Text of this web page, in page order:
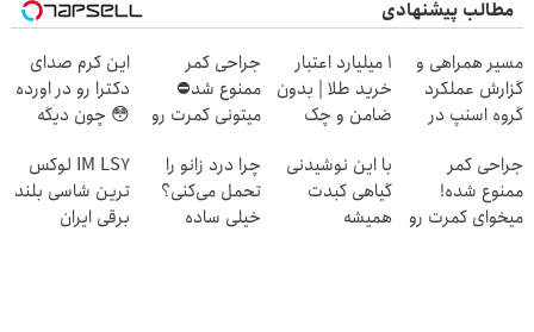
مطالب پیشنهادی
مسیر همراهی و
گزارش عملکرد
گروه اسنپ در
۱ میلیارد اعتبار
خرید طلا | بدون
ضامن و چک
جراحی کمر
ممنوع شد⛔
میتونی کمرت رو
کنی! 👈🏻
پرسش‌نامه
این کرم صدای
دکترا رو در اورده
😳 چون دیگه
بوتاکس کنی!!!
جراحی کمر
ممنوع شده!
میخوای کمرت رو
با این نوشیدنی
گیاهی کبدت
همیشه
چرا درد زانو را
تحمل می‌کنی؟
خیلی ساده
IM LS7 لوکس
ترین شاسی بلند
برقی ایران